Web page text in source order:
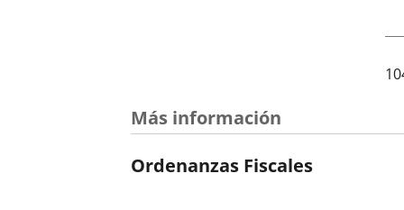
Más información
Ordenanzas Fiscales